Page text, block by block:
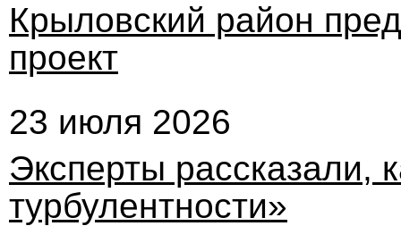
Крыловский район
проект
23 июля 2026
Эксперты рассказали,
турбулентности»